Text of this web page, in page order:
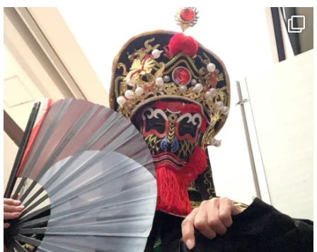
#出張マジック
#マジシャン派遣
#イリュージョン
#和歌山県
#白浜町
#変面ショー
#イベント
#宴会
#余興
2 X
さらに読み込む